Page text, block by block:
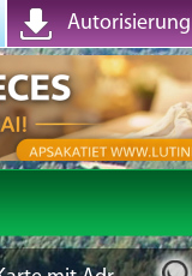
Autorisierung